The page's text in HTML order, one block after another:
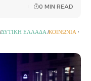
ΔΥΤΙΚΉ ΕΛΛΆΔΑ ΚΟΙΝΩΝΊΑ
0 MIN READ